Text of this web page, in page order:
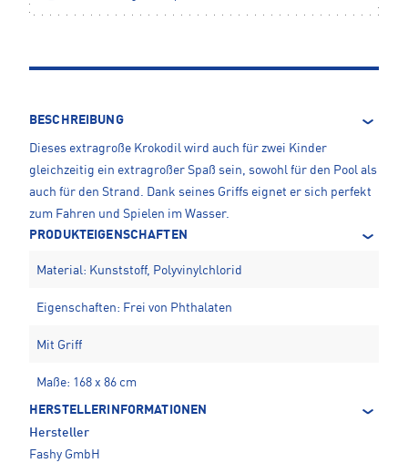
BESCHREIBUNG
Dieses extragroße Krokodil wird auch für zwei Kinder
gleichzeitig ein extragroßer Spaß sein, sowohl für den Pool als
auch für den Strand. Dank seines Griffs eignet er sich perfekt
zum Fahren und Spielen im Wasser.
PRODUKTEIGENSCHAFTEN
Material: Kunststoff, Polyvinylchlorid
Eigenschaften: Frei von Phthalaten
Mit Griff
Maße: 168 x 86 cm
HERSTELLERINFORMATIONEN
Hersteller
Fashy GmbH